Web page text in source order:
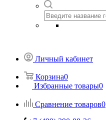
Личный кабинет
Корзина0
Избранные товары0
Сравнение товаров0